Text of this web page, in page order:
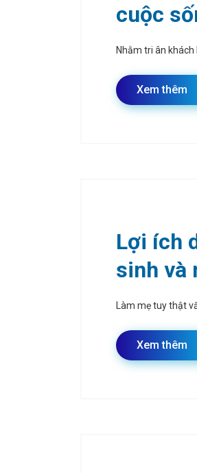
cuộc
Nhằm tri ân
Xem thêm
Lợi ích
sinh và
Làm mẹ tuy thật
Xem thêm